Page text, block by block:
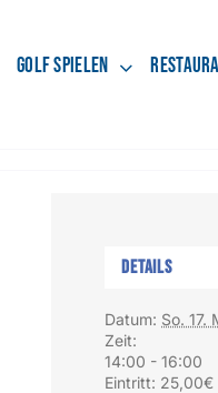
Golf spielen
Details
Datum: So. 17.
Zeit:
14:00 - 16:00
Eintritt: 25,00€